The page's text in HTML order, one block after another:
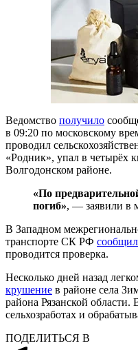
Ведомство получило
в 09:20 по московскому
проводил
«Родник», упал в четырёх
Волгодонском районе.
«По
погиб», — заявили в
В Западном
транспорте СК РФ
проводится проверка.
Несколько дней назад
крушение в районе села
района Рязанской области.
сельхозработах и
ПОДЕЛИТЬСЯ В